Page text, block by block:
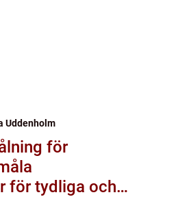
Uddenholm
för
för tydliga och